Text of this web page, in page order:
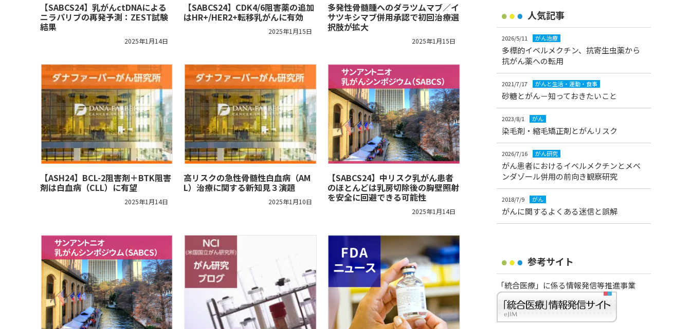
【SABCS24】乳がんctDNAによる
ニラパリブの再発予測：ZEST試験
結果
2025年1月14日
【SABCS24】CDK4/6阻害薬の追加
はHR+/HER2+転移乳がんに有効
2025年1月15日
多発性骨髄腫へのダラツムマブ／イ
サツキシマブ併用承認で初回治療選
択肢が拡大
2025年1月15日
【ASH24】BCL-2阻害剤＋BTK阻害
剤は白血病（CLL）に有望
2025年1月14日
高リスクの急性骨髄性白血病（AM
L）治療に関する新知見３演題
2025年1月10日
【SABCS24】中リスク乳がん患者
のほとんどは乳房切除後の胸壁照射
を安全に回避できる可能性
2025年1月14日
人気記事
2026/5/11 がん治療
多標的イベルメクチン、抗寄生虫薬から
抗がん薬への転用
2021/7/17 がんと生活・運動・食事
砂糖とがん－知っておきたいこと
2023/8/1 がん
染毛剤・縮毛矯正剤とがんリスク
2026/7/16 がん研究
がん患者におけるイベルメクチンとメベ
ンダゾール併用の前向き観察研究
2018/7/9 がん
がんに関するよくある迷信と誤解
参考サイト
「統合医療」に係る情報発信等推進事業